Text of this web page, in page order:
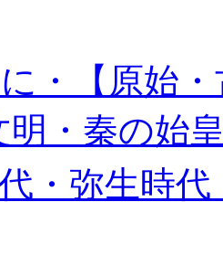
・【原始
明・秦の始
・弥生時